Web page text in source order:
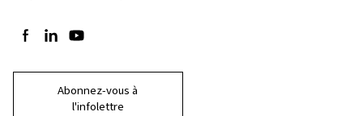
Suivez-nous sur Facebook
Suivez-nous sur LinkedIn
Suivez-nous sur Youtube
Abonnez-vous à
l'infolettre